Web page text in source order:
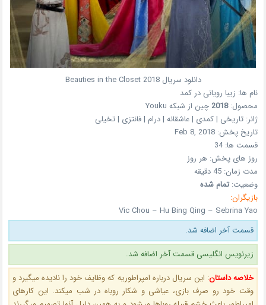
دانلود سریال Beauties in the Closet 2018
نام ها: زیبا رویانی در کمد
محصول:2018 چین از شبکه Youku
ژانر:تاریخی | کمدی | عاشقانه | درام | فانتزی | تخیلی
تاریخ پخش:Feb 8, 2018
قسمت ها:34
روز های پخش: هر روز
مدت زمان:45 دقیقه
وضعیت:تمام شده
بازیگران:
Vic Chou – Hu Bing Qing – Sebrina Yao
قسمت آخر اضافه شد.
زیرنویس انگلیسی قسمت آخر اضافه شد.
خلاصه داستان: این سریال درباره امپراطوریه که وظایف خود را نادیده میگیرد و
وقت خود رو صرف بازی، عیاشی و شکار روباه در شب میکند. این کارهای